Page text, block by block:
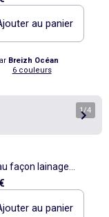
Poncho Intérieur
au panier
Breizh Océan
6 couleurs
1/4
façon lainage
fausse fourrure
au panier